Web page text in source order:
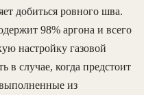
добиться ровного шва.
98% аргона и всего
настройку газовой
в случае, когда предстоит
из